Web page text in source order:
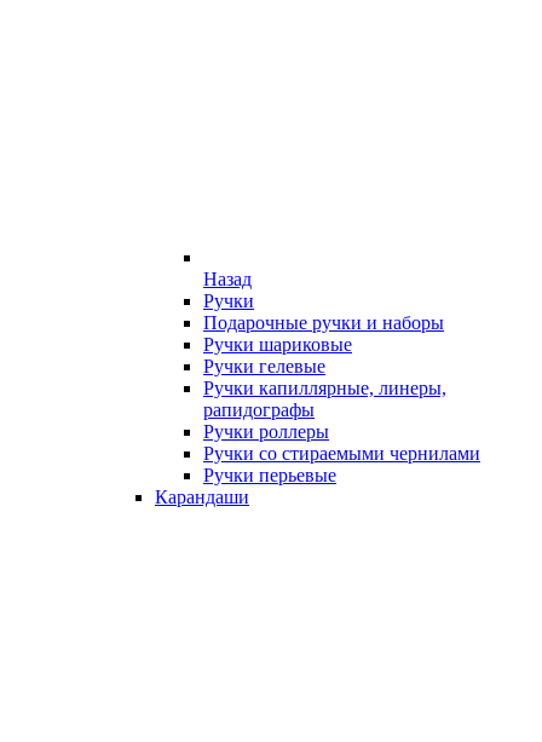
Назад
Ручки
Подарочные ручки и наборы
Ручки шариковые
Ручки гелевые
Ручки капиллярные, линеры,
рапидографы
Ручки роллеры
Ручки со стираемыми чернилами
Ручки перьевые
Карандаши